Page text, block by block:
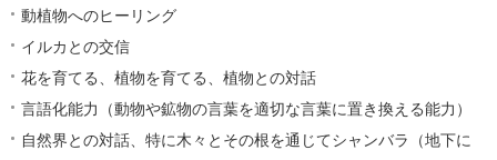
動植物へのヒーリング
イルカとの交信
花を育てる、植物を育てる、植物との対話
言語化能力（動物や鉱物の言葉を適切な言葉に置き換える能力）
自然界との対話、特に木々とその根を通じてシャンバラ（地下に